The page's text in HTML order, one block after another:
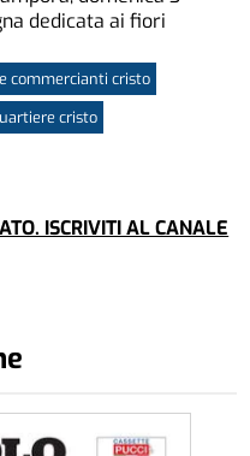
dedicata ai fiori
commercianti cristo
cristo
ISCRIVITI AL CANALE